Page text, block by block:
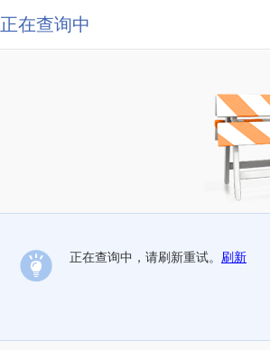
正在查询中
正在查询中，请刷新重试。 刷新